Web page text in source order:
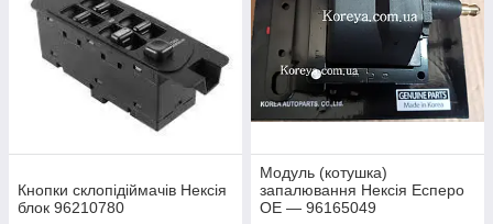
Кнопки склопідіймачів Нексія
блок 96210780
Модуль (котушка)
запалювання Нексія Есперо
OE — 96165049